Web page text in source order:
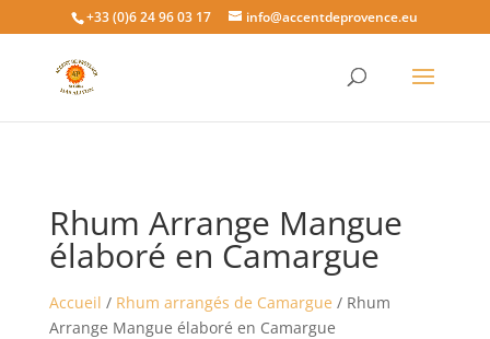
+33 (0)6 24 96 03 17 info@accentdeprovence.eu
Rhum Arrange Mangue
élaboré en Camargue
Accueil / Rhum arrangés de Camargue / Rhum
Arrange Mangue élaboré en Camargue